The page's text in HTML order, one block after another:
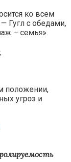
ко всем
Гугл с обедами,
– семья».
положении,
угроз и